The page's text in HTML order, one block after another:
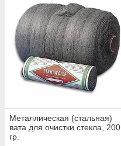
Металлическая (стальная)
вата для очистки стекла, 200
гр.